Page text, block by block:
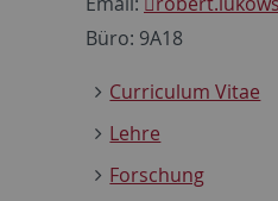
Büro: 9A18
Curriculum Vitae
Lehre
Forschung